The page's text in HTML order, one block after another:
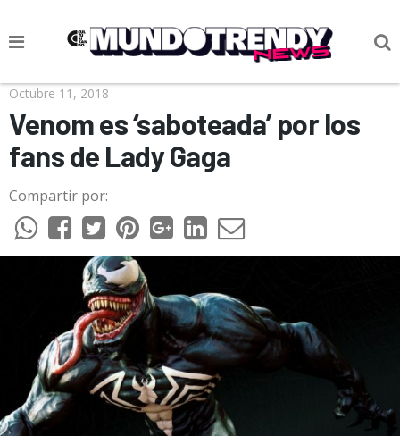
NOTICIAS
CULTURA POP
CIENCIA Y TECNOLOGÍA
VIDA
SOCIEDAD
CULTURIZANDO.COM
Octubre 11, 2018
Venom es ‘saboteada’ por los
fans de Lady Gaga
Compartir por: